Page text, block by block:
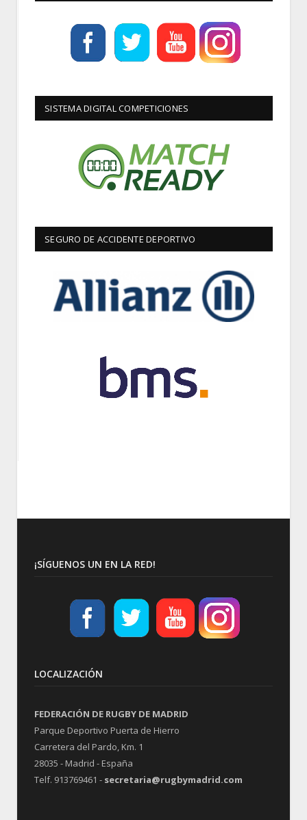
SISTEMA DIGITAL COMPETICIONES
SEGURO DE ACCIDENTE DEPORTIVO
¡SÍGUENOS UN EN LA RED!
LOCALIZACIÓN
FEDERACIÓN DE RUGBY DE MADRID
Parque Deportivo Puerta de Hierro
Carretera del Pardo, Km. 1
28035 - Madrid - España
Telf. 913769461 - secretaria@rugbymadrid.com